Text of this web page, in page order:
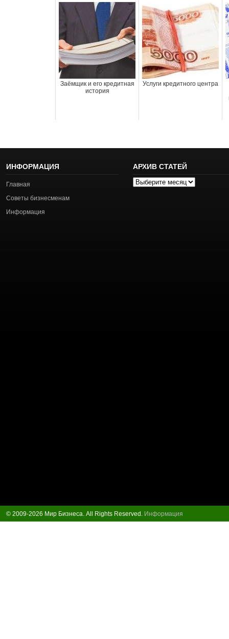
Заёмщик и его кредитная
история
Услуги кредитного центра
ИНФОРМАЦИЯ
Главная
Советы бизнесменам
Информация
АРХИВ СТАТЕЙ
Архив
© 2009-2026 Мир Бизнеса. All Rights Reserved. Информация